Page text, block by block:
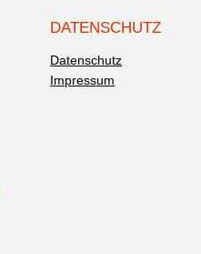
DATENSCHUTZ
Datenschutz
Impressum